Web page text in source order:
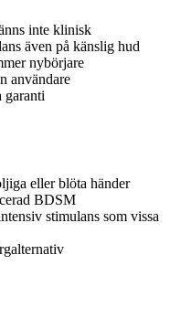
inte klinisk
även på känslig hud
nybörjare
användare
garanti
eller blöta händer
BDSM
stimulans som vissa